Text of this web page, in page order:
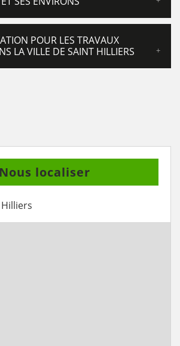
POUR LES TRAVAUX
LA VILLE DE SAINT HILLIERS
Nous localiser